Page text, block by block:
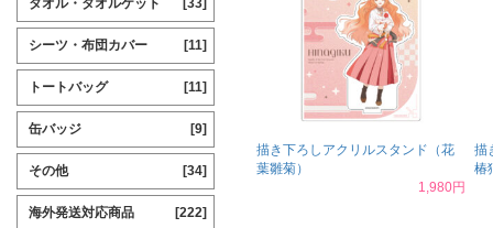
描き下ろしアクリルスタンド（花
葉雛菊）
1,980円
描
椿
タオル・タオルケット [33]
シーツ・布団カバー [11]
トートバッグ [11]
缶バッジ [9]
その他 [34]
海外発送対応商品 [222]